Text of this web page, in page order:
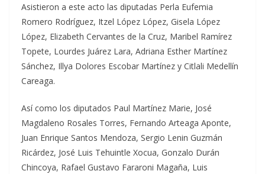
Asistieron a este acto las diputadas Perla Eufemia
Romero Rodríguez, Itzel López López, Gisela López
López, Elizabeth Cervantes de la Cruz, Maribel Ramírez
Topete, Lourdes Juárez Lara, Adriana Esther Martínez
Sánchez, Illya Dolores Escobar Martínez y Citlali Medellín
Careaga.
Así como los diputados Paul Martínez Marie, José
Magdaleno Rosales Torres, Fernando Arteaga Aponte,
Juan Enrique Santos Mendoza, Sergio Lenin Guzmán
Ricárdez, José Luis Tehuintle Xocua, Gonzalo Durán
Chincoya, Rafael Gustavo Fararoni Magaña, Luis